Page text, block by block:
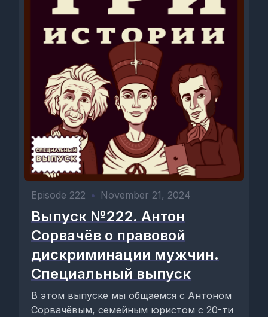
Episode 222 • November 21, 2024
Выпуск №222. Антон
Сорвачёв о правовой
дискриминации мужчин.
Специальный выпуск
В этом выпуске мы общаемся с Антоном
Сорвачёвым, семейным юристом с 20-ти